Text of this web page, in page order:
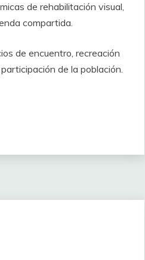
de rehabilitación visual,
compartida.
de encuentro, recreación
de la población.